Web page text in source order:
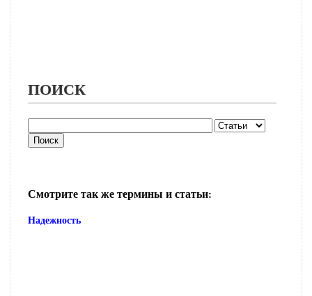
ПОИСК
Смотрите так же термины и статьи:
Надежность